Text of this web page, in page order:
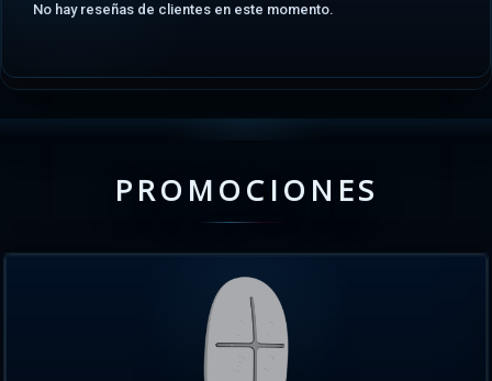
No hay reseñas de clientes en este momento.
PROMOCIONES